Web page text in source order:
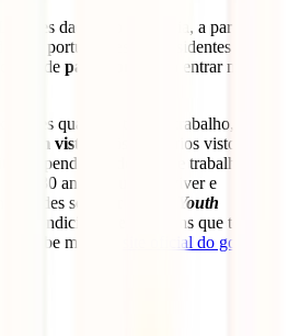
da União Europeia, a partir de
portugueses não residentes (sem
de passaporte
para entrar no
qualquer tipo de trabalho, seja
um visto
. Existem vários vistos
dependendo do tipo de trabalho que
18 a 30 anos e quiseres viver e
podes solicitar o visto
Youth
condicionantes que tens que ter em
Sabe mais no
site oficial do governo